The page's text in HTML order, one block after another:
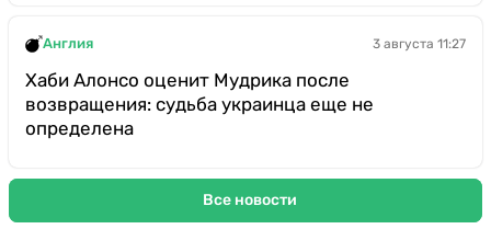
Англия 3 августа 11:27
Хаби Алонсо оценит Мудрика после
возвращения: судьба украинца еще не
определена
Все новости